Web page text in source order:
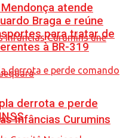
Infâncias Curumins
atende
Braga e reúne
para tratar de
à BR-319
derrota e perde